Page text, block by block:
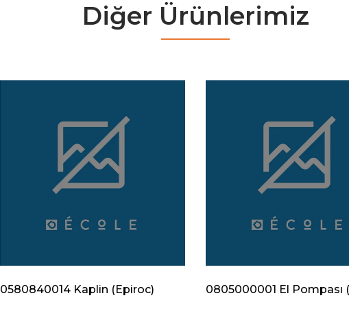
Diğer Ürünlerimiz
0580840014 Kaplin (Epiroc) 0805000001 El Pompası